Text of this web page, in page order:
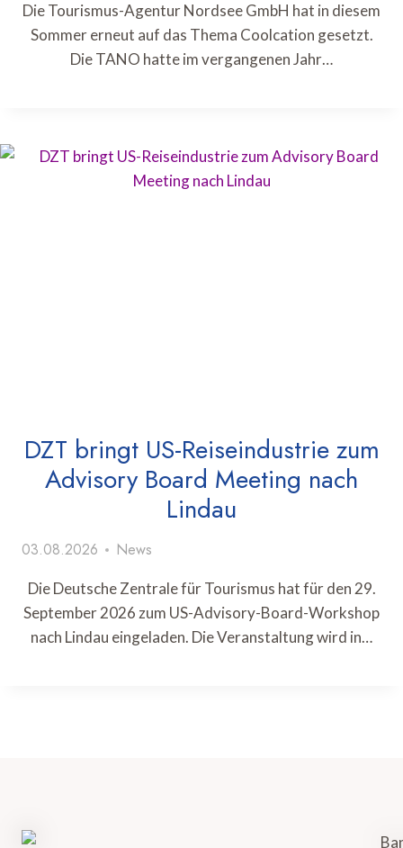
Die Tourismus-Agentur Nordsee GmbH hat in diesem
Sommer erneut auf das Thema Coolcation gesetzt.
Die TANO hatte im vergangenen Jahr…
DZT bringt US-Reiseindustrie zum
Advisory Board Meeting nach
Lindau
03.08.2026 News
Die Deutsche Zentrale für Tourismus hat für den 29.
September 2026 zum US-Advisory-Board-Workshop
nach Lindau eingeladen. Die Veranstaltung wird in…